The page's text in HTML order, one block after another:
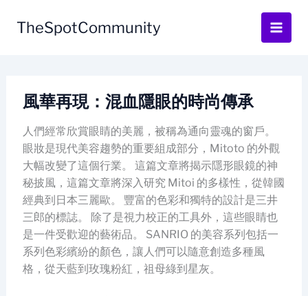
TheSpotCommunity
風華再現：混血隱眼的時尚傳承
人們經常欣賞眼睛的美麗，被稱為通向靈魂的窗戶。
眼妝是現代美容趨勢的重要組成部分，Mitoto 的外觀
大幅改變了這個行業。 這篇文章將揭示隱形眼鏡的神
秘披風，這篇文章將深入研究 Mitoi 的多樣性，從韓國
經典到日本三麗歐。 豐富的色彩和獨特的設計是三井
三郎的標誌。 除了是視力校正的工具外，這些眼睛也
是一件受歡迎的藝術品。 SANRIO 的美容系列包括一
系列色彩繽紛的顏色，讓人們可以隨意創造多種風
格，從天藍到玫瑰粉紅，祖母綠到星灰。